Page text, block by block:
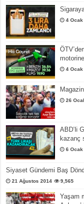
4 Ocak
4 Ocak
26
ABD’li
kazanç
6 Ocak
Siyaset Gündemi Baş
21 Ağustos 2014 9,565
Yaşam